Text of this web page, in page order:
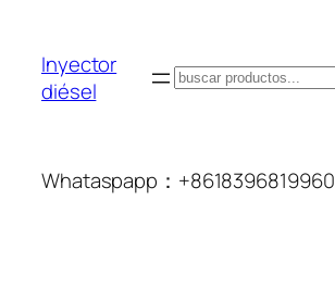
Inyector
diésel
搜
Whataspapp：+8618396819960